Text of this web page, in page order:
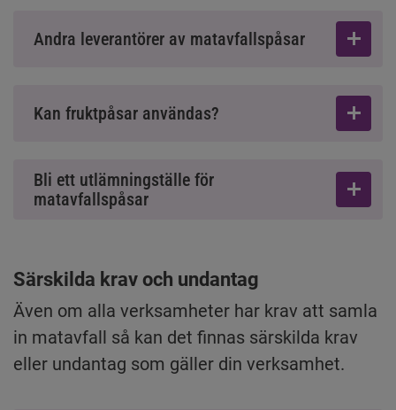
Andra leverantörer av matavfallspåsar
Kan fruktpåsar användas?
Bli ett utlämningställe för
matavfallspåsar
Särskilda krav och undantag
Även om alla verksamheter har krav att samla
in matavfall så kan det finnas särskilda krav
eller undantag som gäller din verksamhet.